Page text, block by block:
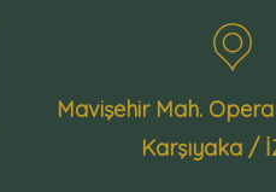
Mavişehir Mah.
Karşıyaka /